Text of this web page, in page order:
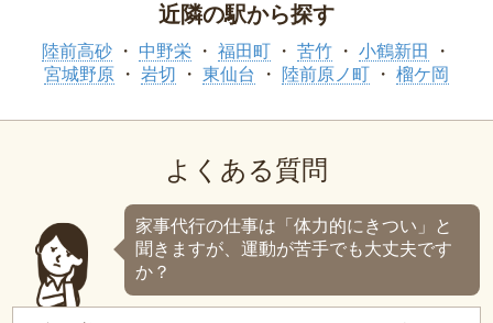
近隣の駅から探す
陸前高砂 中野栄 福田町 苦竹
小鶴新田
宮城野原
岩切 東仙台 陸前原ノ町 榴ケ岡
よくある質問
家事代行の仕事は「体力的にきつい」と
聞きますが、運動が苦手でも大丈夫です
か？